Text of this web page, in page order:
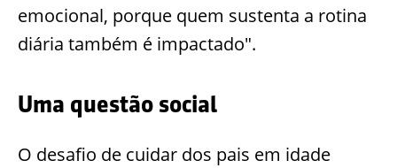
emocional, porque quem sustenta a rotina
diária também é impactado".
Uma questão social
O desafio de cuidar dos pais em idade